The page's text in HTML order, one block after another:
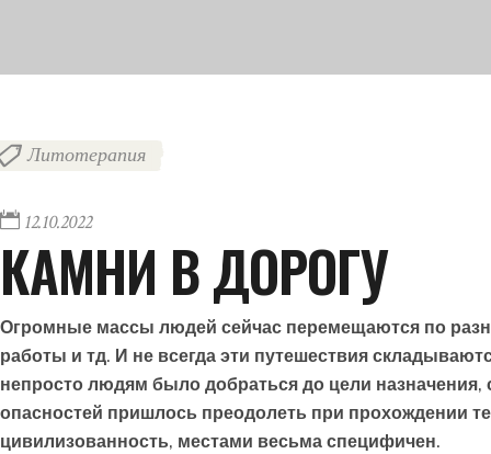
Литотерапия
12.10.2022
КАМНИ В ДОРОГУ
Огромные массы людей сейчас перемещаются по
работы и тд. И не всегда эти путешествия
непросто людям было добраться до цели
опасностей пришлось преодолеть при прохождении
цивилизованность, местами весьма специфичен.